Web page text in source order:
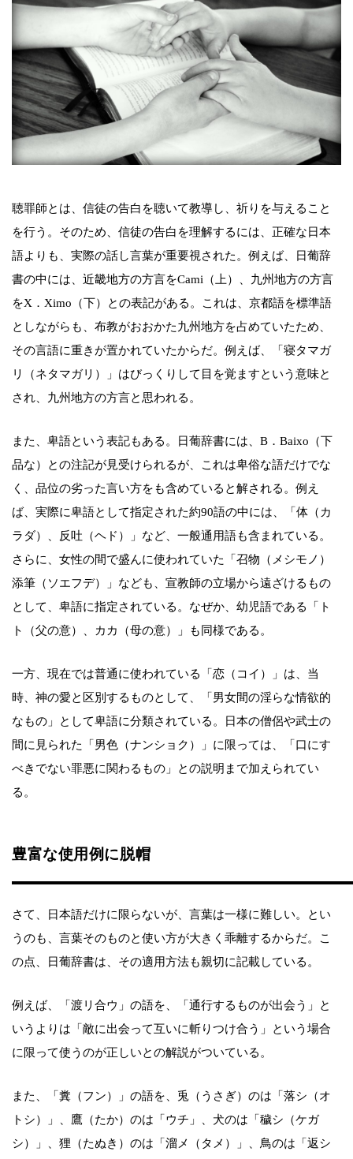
聴罪師とは、信徒の告白を聴いて教導し、祈りを与えること
を行う。そのため、信徒の告白を理解するには、正確な日本
語よりも、実際の話し言葉が重要視された。例えば、日葡辞
書の中には、近畿地方の方言をCami（上）、九州地方の方言
をX．Ximo（下）との表記がある。これは、京都語を標準語
としながらも、布教がおおかた九州地方を占めていたため、
その言語に重きが置かれていたからだ。例えば、「寝タマガ
リ（ネタマガリ）」はびっくりして目を覚ますという意味と
され、九州地方の方言と思われる。
また、卑語という表記もある。日葡辞書には、B．Baixo（下
品な）との注記が見受けられるが、これは卑俗な語だけでな
く、品位の劣った言い方をも含めていると解される。例え
ば、実際に卑語として指定された約90語の中には、「体（カ
ラダ）、反吐（ヘド）」など、一般通用語も含まれている。
さらに、女性の間で盛んに使われていた「召物（メシモノ）
添筆（ソエフデ）」なども、宣教師の立場から遠ざけるもの
として、卑語に指定されている。なぜか、幼児語である「ト
ト（父の意）、カカ（母の意）」も同様である。
一方、現在では普通に使われている「恋（コイ）」は、当
時、神の愛と区別するものとして、「男女間の淫らな情欲的
なもの」として卑語に分類されている。日本の僧侶や武士の
間に見られた「男色（ナンショク）」に限っては、「口にす
べきでない罪悪に関わるもの」との説明まで加えられてい
る。
豊富な使用例に脱帽
さて、日本語だけに限らないが、言葉は一様に難しい。とい
うのも、言葉そのものと使い方が大きく乖離するからだ。こ
の点、日葡辞書は、その適用方法も親切に記載している。
例えば、「渡リ合ウ」の語を、「通行するものが出会う」と
いうよりは「敵に出会って互いに斬りつけ合う」という場合
に限って使うのが正しいとの解説がついている。
また、「糞（フン）」の語を、兎（うさぎ）のは「落シ（オ
トシ）」、鷹（たか）のは「ウチ」、犬のは「穢シ（ケガ
シ）」、狸（たぬき）のは「溜メ（タメ）」、鳥のは「返シ